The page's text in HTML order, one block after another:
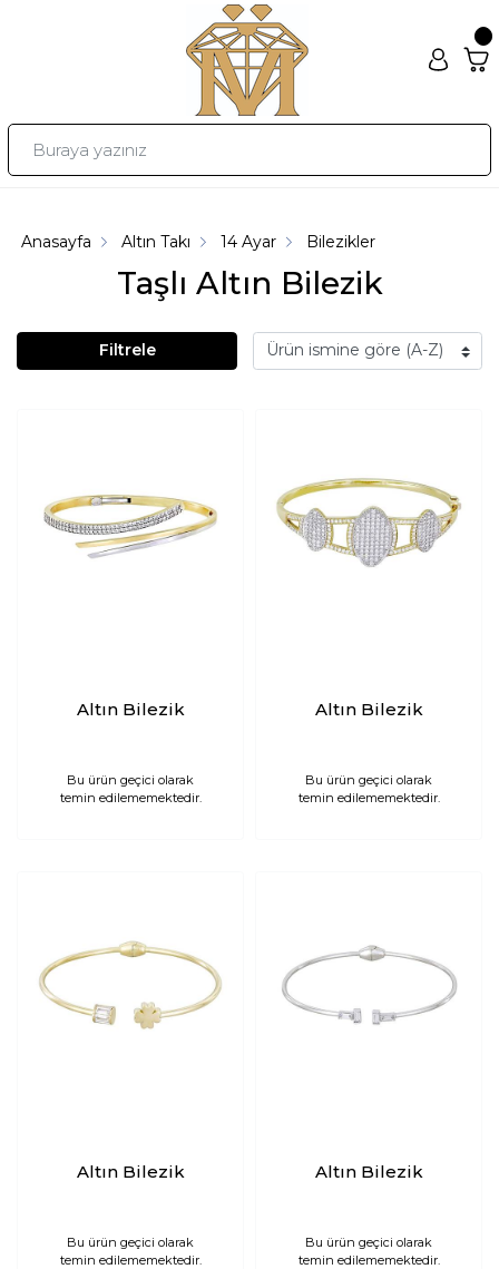
Taşlı Altın Bilezik
Anasayfa Altın Takı 14 Ayar Bilezikler
Filtrele
Altın Bilezik
Bu ürün geçici olarak
temin edilememektedir.
Altın Bilezik
Bu ürün geçici olarak
temin edilememektedir.
Altın Bilezik
Bu ürün geçici olarak
temin edilememektedir.
Altın Bilezik
Bu ürün geçici olarak
temin edilememektedir.